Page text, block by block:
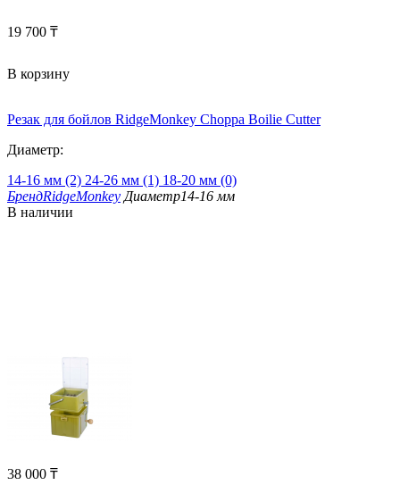
19 700 ₸
В корзину
Резак для бойлов RidgeMonkey Choppa Boilie Cutter
Диаметр:
14-16 мм (2) 24-26 мм (1) 18-20 мм (0)
БрендRidgeMonkey Диаметр14-16 мм
В наличии
38 000 ₸